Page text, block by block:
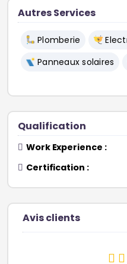
Autres Services
Plomberie
Panneaux solaires
Qualification
Work Experience :
Certification :
Avis clients